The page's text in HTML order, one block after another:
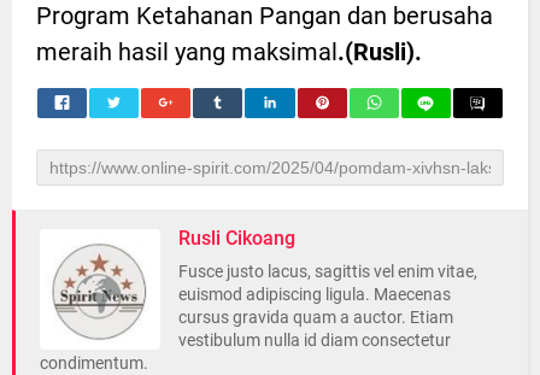
Program Ketahanan Pangan dan berusaha
meraih hasil yang maksimal.(Rusli).
Rusli Cikoang
Fusce justo lacus, sagittis vel enim vitae,
euismod adipiscing ligula. Maecenas
cursus gravida quam a auctor. Etiam
vestibulum nulla id diam consectetur
condimentum.